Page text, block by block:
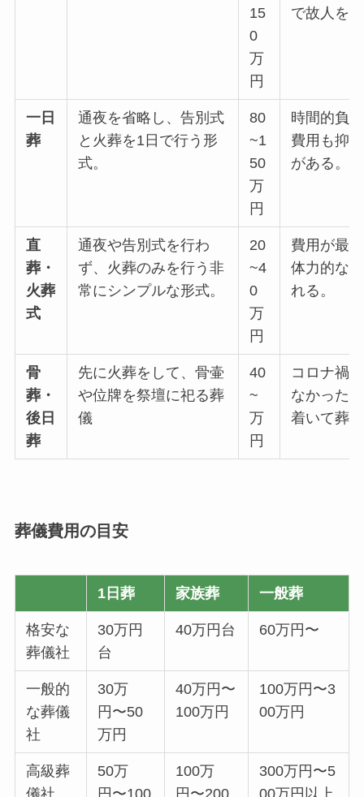
15
0
万
円
で故人を
一日
葬
通夜を省略し、告別式
と火葬を1日で行う形
式。
80
~1
50
万
円
時間的負
費用も抑
がある。
直
葬・
火葬
式
通夜や告別式を行わ
ず、火葬のみを行う非
常にシンプルな形式。
20
~4
0
万
円
費用が最
体力的な
れる。
骨
葬・
後日
葬
先に火葬をして、骨壷
や位牌を祭壇に祀る葬
儀
40
~
万
円
コロナ禍
なかった
着いて葬
葬儀費用の目安
1日葬 家族葬 一般葬
格安な
葬儀社
30万円
台
40万円台 60万円〜
一般的
な葬儀
社
30万
円〜50
万円
40万円〜
100万円
100万円〜3
00万円
高級葬
儀社
50万
円〜100
100万
円〜200
300万円〜5
00万円以上